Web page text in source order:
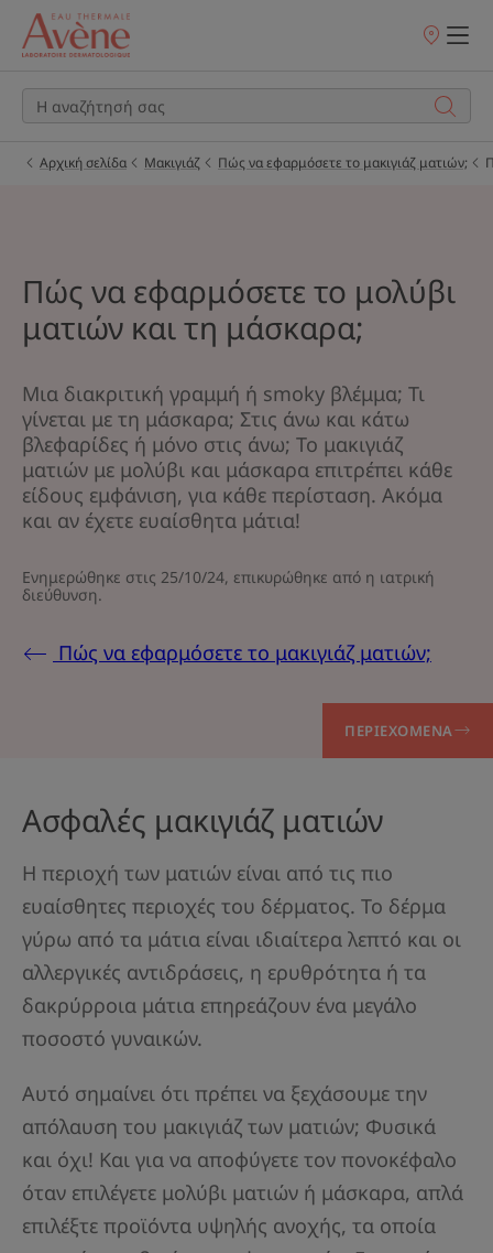
Σημεία
Αρχική σελίδα Μακιγιάζ Πώς να εφαρμόσετε το μακιγιάζ ματιών;
Πώς να εφαρμόσετε το μολύβι
ματιών και τη μάσκαρα;
Μια διακριτική γραμμή ή smoky βλέμμα; Τι
γίνεται με τη μάσκαρα; Στις άνω και κάτω
βλεφαρίδες ή μόνο στις άνω; Το μακιγιάζ
ματιών με μολύβι και μάσκαρα επιτρέπει κάθε
είδους εμφάνιση, για κάθε περίσταση. Ακόμα
και αν έχετε ευαίσθητα μάτια!
Ενημερώθηκε στις 25/10/24, επικυρώθηκε από η ιατρική
διεύθυνση.
Πώς να εφαρμόσετε το μακιγιάζ ματιών;
ΠΕΡΙΕΧΌΜΕΝΑ
Ασφαλές μακιγιάζ ματιών
Η περιοχή των ματιών είναι από τις πιο
ευαίσθητες περιοχές του δέρματος. Το δέρμα
γύρω από τα μάτια είναι ιδιαίτερα λεπτό και οι
αλλεργικές αντιδράσεις, η ερυθρότητα ή τα
δακρύρροια μάτια επηρεάζουν ένα μεγάλο
ποσοστό γυναικών.
Αυτό σημαίνει ότι πρέπει να ξεχάσουμε την
απόλαυση του μακιγιάζ των ματιών; Φυσικά
και όχι! Και για να αποφύγετε τον πονοκέφαλο
όταν επιλέγετε μολύβι ματιών ή μάσκαρα, απλά
επιλέξτε προϊόντα υψηλής ανοχής, τα οποία